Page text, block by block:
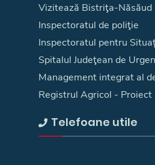
Vizitează Bistriţa-Năsăud
Inspectoratul de poliţie
Inspectoratul pentru
Spitalul Judeţean de
Management integrat al
Registrul Agricol - Proiect
Telefoane utile